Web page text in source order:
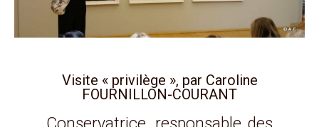
Visite « privilège », par Caroline
FOURNILLON-COURANT